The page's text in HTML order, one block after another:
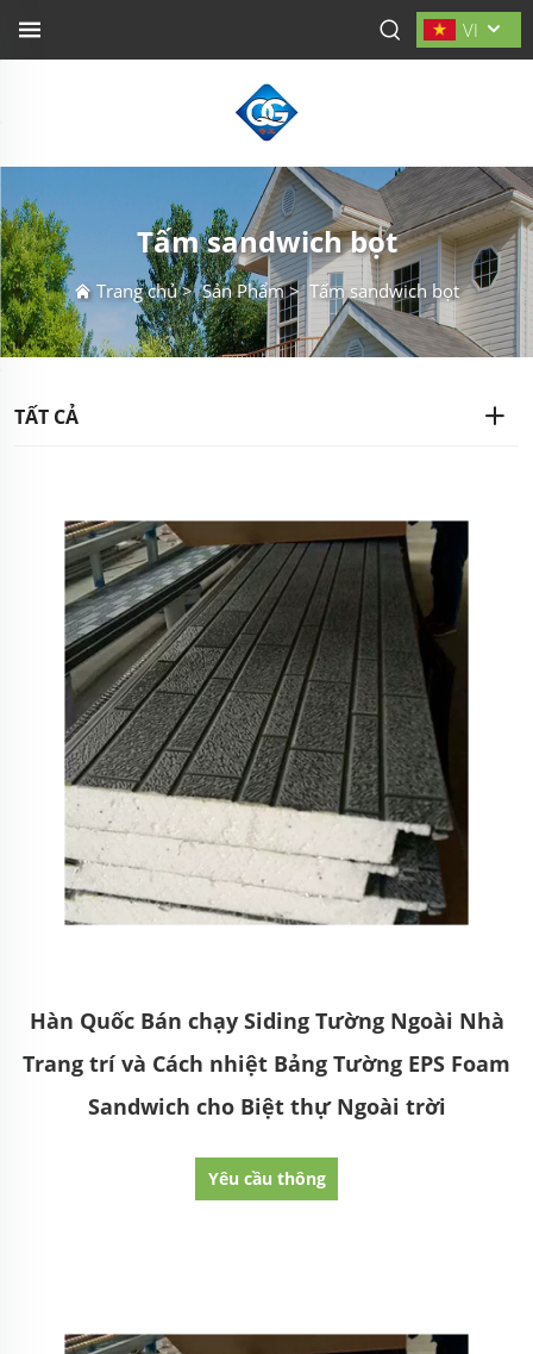
VI
Tấm sandwich bọt
Trang chủ>Sản Phẩm>Tấm sandwich bọt
TẤT CẢ
Hàn Quốc Bán chạy Siding Tường Ngoài Nhà
Trang trí và Cách nhiệt Bảng Tường EPS Foam
Sandwich cho Biệt thự Ngoài trời
Yêu cầu thông